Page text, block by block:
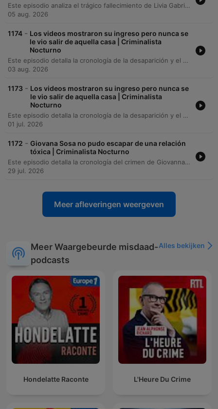
Este episodio analiza el trágico fallecimiento de Livia Gabriele da Silva Matos el 30 de enero de 2024, tras sufrir múltiples paros cardiorrespiratorios después de un encuentro con el futbolista Dimas Cándido de Oliveira Filo. Se exploran las complicaciones médicas, los hallazgos de la necropsia y las sospechas iniciales de violencia. La investigación judicial concluyó que el deceso fue una fatalidad médica causada por una hemorragia aguda sin intención de daño por parte del jugador. A pesar del cierre legal del caso por ausencia de responsabilidad penal, se examina el profundo impacto mediático y social en la carrera de Dimas.
05 aug. 2026
1174 - Los videos mostraron su ingreso pero nunca se
le vio salir de aquella casa | Criminalista
Nocturno
Este episodio detalla la cronología de la desaparición y el hallazgo del cuerpo de Ivonne Marisela López Rosendo, desde su último mensaje a su madre hasta el descubrimiento en Morelos. Se describen las investigaciones sobre su ingreso a una vivienda en Coyoacán, el hallazgo de su triciclo eléctrico y las detenciones de implicados relacionados con el traslado del cuerpo. Asimismo, se analizan las inconsistencias en la investigación y la teoría de la familia sobre una acción coordinada. El relato repasa la línea de tiempo de los hechos y concluye con un mensaje de cierre del podcast.
03 aug. 2026
1173 - Los videos mostraron su ingreso pero nunca se
le vio salir de aquella casa | Criminalista
Nocturno
Este episodio detalla la cronología de la desaparición y el hallazgo del cuerpo de Ivonne Marisela López Rosendo, desde su último mensaje a su madre hasta el descubrimiento en Morelos. Se describen las investigaciones sobre su ingreso a una vivienda en Coyoacán, el hallazgo de su triciclo eléctrico y las detenciones de implicados relacionados con el traslado del cuerpo. Asimismo, se analizan las inconsistencias en la investigación y la teoría de la familia sobre una acción coordinada. Se repasa la línea de tiempo de los hechos y se concluye con un mensaje de cierre del podcast.
01 jul. 2026
1172 - Giovana Sosa no pudo escapar de una relación
tóxica | Criminalista Nocturno
Este episodio detalla la cronología del crimen de Giovanna Guadalupe Sosa, desde los antecedentes de violencia y la restricción perimetral contra su expareja, Tiziano Fiss, hasta el encuentro fatal en un hotel de Tigre. Se examinan las pruebas técnicas del disparo y la importancia de entender el contexto de violencia previa. La investigación judicial analiza si el hecho fue un accidente o un feminicidio premeditado. Mientras la defensa sostiene la hipótesis de un accidente durante un supuesto juego, la fiscalía sostiene que se trató de una ejecución a sangre fría, destacando la ausencia de auxilio inmediato tras el disparo.
29 jul. 2026
Meer afleveringen weergeven
Meer Waargebeurde misdaad-
podcasts
Alles bekijken
Hondelatte Raconte L'Heure Du Crime